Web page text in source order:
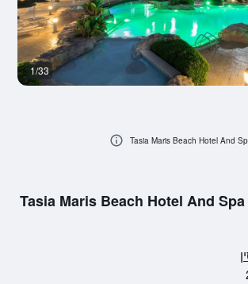
Tasia Maris Beach Hotel And
1/33